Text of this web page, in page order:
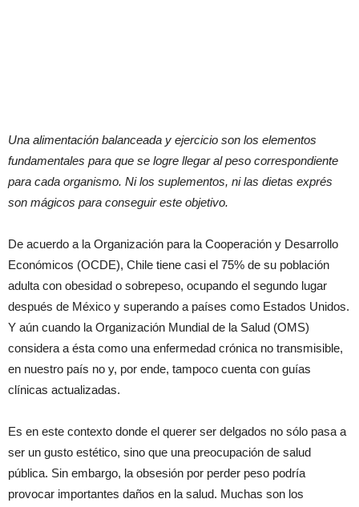
Una alimentación balanceada y ejercicio son los elementos
fundamentales para que se logre llegar al peso correspondiente
para cada organismo. Ni los suplementos, ni las dietas exprés
son mágicos para conseguir este objetivo.
De acuerdo a la Organización para la Cooperación y Desarrollo
Económicos (OCDE), Chile tiene casi el 75% de su población
adulta con obesidad o sobrepeso, ocupando el segundo lugar
después de México y superando a países como Estados Unidos.
Y aún cuando la Organización Mundial de la Salud (OMS)
considera a ésta como una enfermedad crónica no transmisible,
en nuestro país no y, por ende, tampoco cuenta con guías
clínicas actualizadas.
Es en este contexto donde el querer ser delgados no sólo pasa a
ser un gusto estético, sino que una preocupación de salud
pública. Sin embargo, la obsesión por perder peso podría
provocar importantes daños en la salud. Muchas son los